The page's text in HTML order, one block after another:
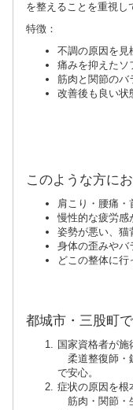
を整えることを重視し
特徴：
不調の原因を見
痛みを抑えたソ
筋肉と関節のバ
改善後も良い状
このような方に
肩こり・腰痛・
慢性的な疲労感
姿勢が悪い、猫
身体の歪みやバ
どこの整体に
都城市・三股町
国家資格者が施
柔道整復師・
で安心。
症状の原因を根
筋肉・関節・